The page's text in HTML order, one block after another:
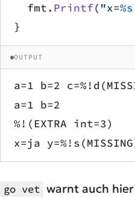
	fmt.
Printf( "x=%s
}
OUTPUT
a=1 b=2
a=1 b=2
%!(EXTRA int=3)
x=ja
go vet warnt auch